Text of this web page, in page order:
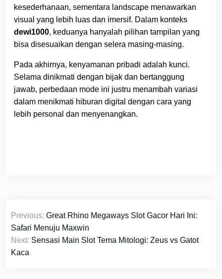
kesederhanaan, sementara landscape menawarkan
visual yang lebih luas dan imersif. Dalam konteks
dewi1000, keduanya hanyalah pilihan tampilan yang
bisa disesuaikan dengan selera masing-masing.
Pada akhirnya, kenyamanan pribadi adalah kunci.
Selama dinikmati dengan bijak dan bertanggung
jawab, perbedaan mode ini justru menambah variasi
dalam menikmati hiburan digital dengan cara yang
lebih personal dan menyenangkan.
Post
navigation
Previous: Great Rhino Megaways Slot Gacor Hari Ini:
Safari Menuju Maxwin
Next: Sensasi Main Slot Tema Mitologi: Zeus vs Gatot
Kaca